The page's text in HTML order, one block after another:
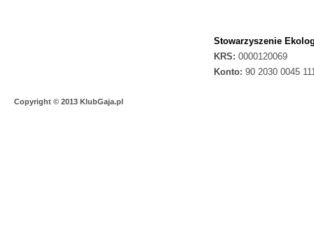
Stowarzyszenie
KRS: 0000120069
Konto: 90 2030 0045
Copyright © 2013 KlubGaja.pl